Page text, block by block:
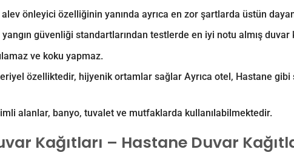
önleyici özelliğinin yanında ayrıca en zor şartlarda üstün
güvenliği standartlarından testlerde en iyi notu almış duvar
ve koku yapmaz.
özelliktedir, hijyenik ortamlar sağlar Ayrıca otel, Hastane gibi
alanlar, banyo, tuvalet ve mutfaklarda kullanılabilmektedir.
Kağıtları – Hastane Duvar